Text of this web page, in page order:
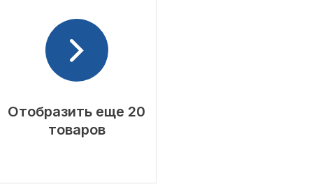
Отобразить еще 20
товаров